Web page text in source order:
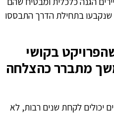
שנקבעו בתחילת הדרך התבססו
בקושי
מתברר כהצלחה
יכולים לקחת שנים רבות, לא